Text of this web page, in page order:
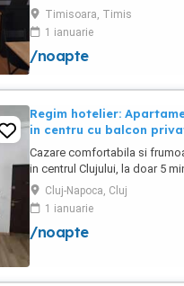
complet utilat si mobilat nou,
internet, tv, video interfon
spalat haine, lenjerii, prosoape,
consumabile. In incinta
de joaca pentru copii.
Timisoara, Timis
1 ianuarie
/noapte
Regim hotelier:
in centru cu balcon
Cazare comfortabila si
in centrul Clujului, la doar 5
Mihai Viteazu, intr-un bloc nou.
Apartamentul este mobilat si
complet, avand aragaz, hota,
microunde, fierbator de apa,
Cluj-Napoca, Cluj
1 ianuarie
/noapte